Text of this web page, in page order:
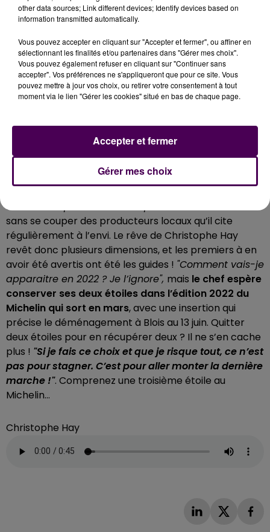
DE LA TERRE AUX ÉTOILES
Non loin de son futur restaurant, Christophe Hay a
aussi acquis 1,5 hectares de terres du côté de Bas-
un jardin en permaculture, avec
"Le but est aussi d’en faire un jardin
pédagogique qui sera ouvert aux écoles".
plus de bénéficier de légumes toute l’année,
notamment grâce à 2 000 mètres carrées de serres
autonomes possible sur nos productions".
sans se couper des producteurs locaux qu’il cite
régulièrement à l’envi. Le rêve de Christophe Hay
revêt donc plusieurs dimensions, et les premiers à en
avoir été avertis ont été les guides ! "Comment vais-je
apparaitre en 2022 ? Je l’ignore", mais le chef espère
conserver ses deux étoiles dans l’édition 2022 du
Michelin qui sort en mars, avec une insertion qui
précise le déménagement à Blois au 13 juin. Quitter
deux étoiles pour en récupérer deux ? Il ne s’en cache
plus ! "Si je fais ce choix et que je risque tout, ce n’est
pas pour stagner. C’est pour aller monter la dernière
marche !". Comprenez une troisième étoile au
Michelin...
Christophe Hay
other data sources; Link different devices; Identify devices based on
information transmitted automatically.
Vous pouvez accepter en cliquant sur "Accepter et fermer", ou affiner en
sélectionnant les finalités et/ou partenaires dans "Gérer mes choix".
Vous pouvez également refuser en cliquant sur "Continuer sans
accepter". Vos préférences ne s'appliqueront que pour ce site. Vous
pouvez mettre à jour vos choix, ou retirer votre consentement à tout
moment via le lien "Gérer les cookies" situé en bas de chaque page.
Gérer mes choix
Accepter et fermer